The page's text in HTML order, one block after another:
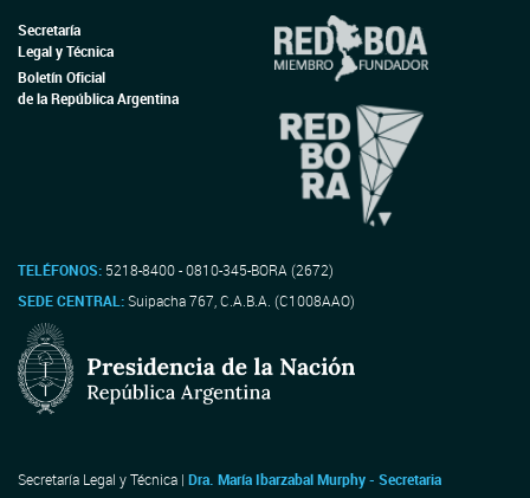
Secretaría
Legal y Técnica
Boletín Oficial
de la República Argentina
TELÉFONOS: 5218-8400 - 0810-345-BORA (2672)
SEDE CENTRAL:Suipacha 767, C.A.B.A. (C1008AAO)
Secretaría Legal y Técnica | Dra. María Ibarzabal Murphy - Secretaria